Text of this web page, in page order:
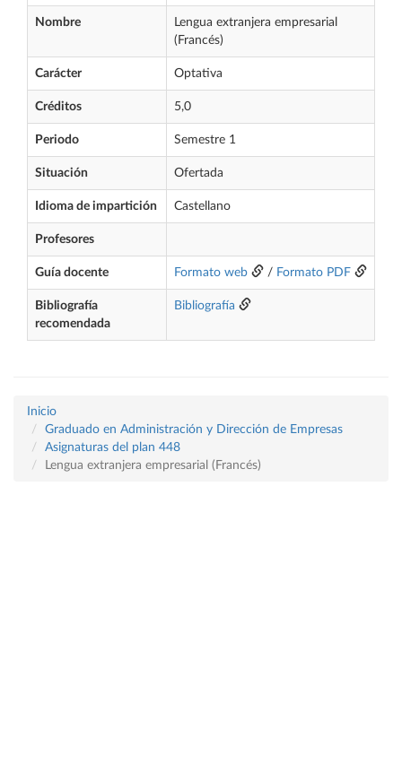
Nombre
Lengua extranjera empresarial
(Francés)
Carácter Optativa
Créditos 5,0
Periodo Semestre 1
Situación Ofertada
Idioma de impartición Castellano
Profesores
Guía docente Formato web / Formato PDF
Bibliografía
recomendada
Bibliografía
Inicio
Graduado en Administración y Dirección de Empresas
Asignaturas del plan 448
Lengua extranjera empresarial (Francés)